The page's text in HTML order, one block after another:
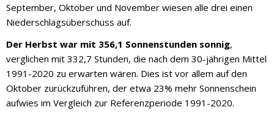
September, Oktober und November wiesen alle drei einen
Niederschlagsüberschuss auf.
Der Herbst war mit 356,1 Sonnenstunden sonnig,
verglichen mit 332,7 Stunden, die nach dem 30-jährigen Mittel
1991-2020 zu erwarten wären. Dies ist vor allem auf den
Oktober zurückzuführen, der etwa 23% mehr Sonnenschein
aufwies im Vergleich zur Referenzperiode 1991-2020.